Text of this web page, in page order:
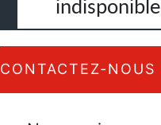
indisponible
CONTACTEZ-NOUS